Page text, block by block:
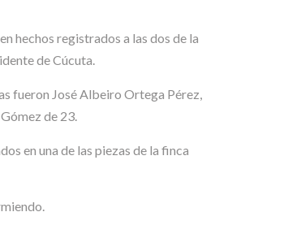
hechos registrados a las dos de la
de Cúcuta.
fueron José Albeiro Ortega Pérez,
de 23.
en una de las piezas de la finca